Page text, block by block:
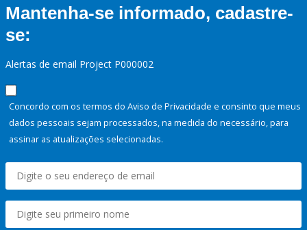
Mantenha-se informado, cadastre-
se:
Alertas de email Project P000002
Concordo com os termos do Aviso de Privacidade e consinto que meus
dados pessoais sejam processados, na medida do necessário, para
assinar as atualizações selecionadas.